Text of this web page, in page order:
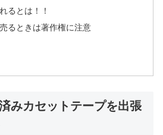
るとは！！
るときは著作権に注意
みカセットテープを出張